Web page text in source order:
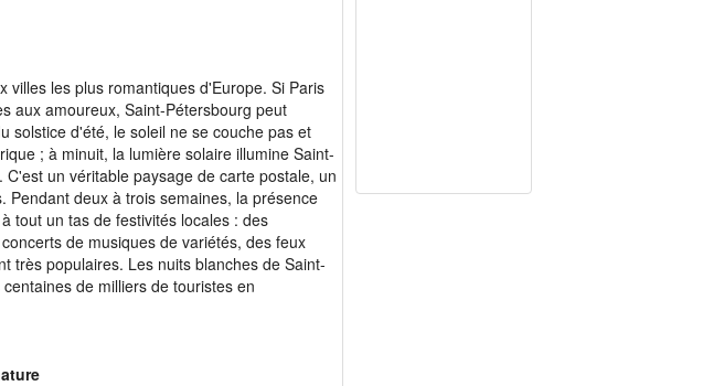
les plus romantiques d'Europe. Si Paris
aux amoureux, Saint-Pétersbourg peut
solstice d'été, le soleil ne se couche pas et
; à minuit, la lumière solaire illumine Saint-
un véritable paysage de carte postale, un
deux à trois semaines, la présence
tout un tas de festivités locales : des
de musiques de variétés, des feux
très populaires. Les nuits blanches de Saint-
de milliers de touristes en